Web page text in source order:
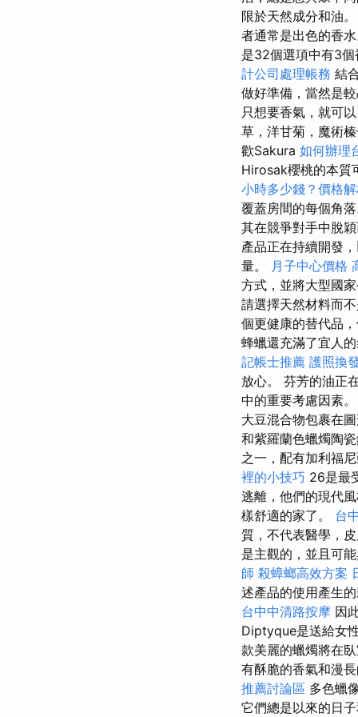
限於天然成分和油。
者通常是出色的香水
是32個選項中有3個
計公司處理帳務 結
做好準備，當然是
只想要香氣，就可
草，洋甘菊，魔術
歡Sakura 如何辦理
Hirosak櫻桃的本質
小時多少錢？價格
覆蓋房間的每個角
其在競爭對手中脫穎
產品正在持續開發
量。
月子中心價格
方式，並將大型國
請選擇天然材料而
個更健康的替代品
蜂蠟還充滿了宜人
記帳士推薦 護照換
放心。 芬芳的油正
中的重要考慮因素
大豆混合物包裹在
和紫羅蘭色蠟燭陶
之一，配有加利福
裡的小技巧 26是最
逃離，他們的現代
樣舒適的家了。 台
質，不代表醫學，
是主觀的，並且可
師 殺蟑螂高效方案
述產品的使用產生
台中中清路按摩 因
Diptyque是送給女
款美麗的蠟燭將在
有酥脆的香氣和漫
推薦討論區 多色蠟
它們總是以來的日子